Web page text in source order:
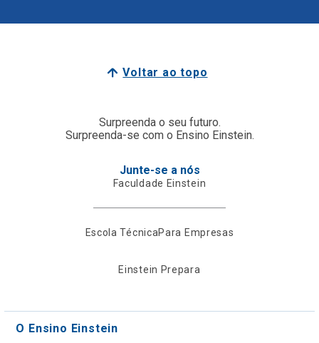
Voltar ao topo
Surpreenda o seu futuro.
Surpreenda-se com o Ensino Einstein.
Junte-se a nós
Faculdade Einstein
Escola TécnicaPara Empresas
Einstein Prepara
O Ensino Einstein